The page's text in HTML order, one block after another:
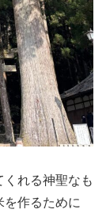
れる神聖なも
作るために